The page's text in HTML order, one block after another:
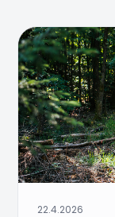
22.4.2026